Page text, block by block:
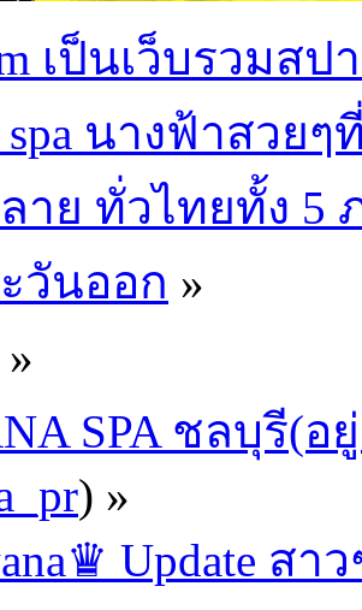
เป็นเว็บรวม
นางฟ้าสวย
าย ทั่วไทยทั้ง 5
วันออก »
»
SPA ชลบุรี(
) »
Update สา